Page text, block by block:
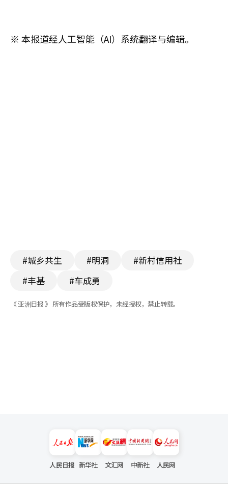
※ 本报道经人工智能（AI）系统翻译与编辑。
#城乡共生 #明洞
#新村信用社
#丰基
#车成勇
《 亚洲日报 》 所有作品受版权保护，未经授权，禁止转载。
人民日报 新华社 文汇网 中新社 人民网